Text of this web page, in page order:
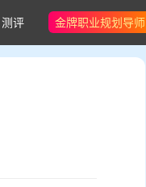
测评 金牌职业规划导师